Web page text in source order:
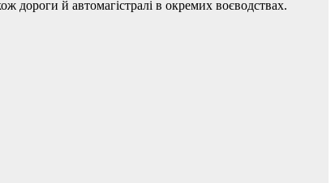
дороги й автомагістралі в окремих воєводствах.